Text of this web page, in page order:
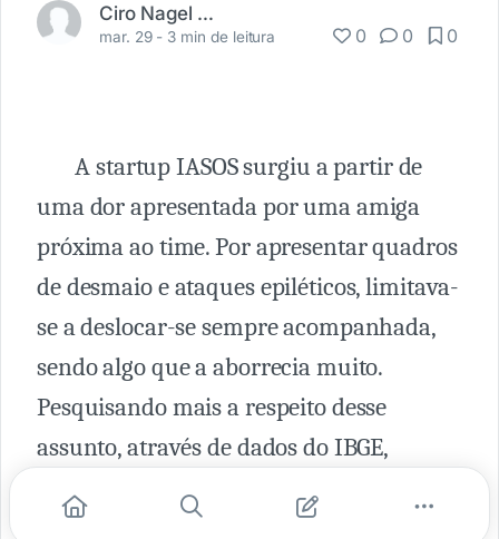
Ciro Nagel De Marco
mar. 29 - 3 min de leitura 0 0 0
A startup IASOS surgiu a partir de
uma dor apresentada por uma amiga
próxima ao time. Por apresentar quadros
de desmaio e ataques epiléticos, limitava-
se a deslocar-se sempre acompanhada,
sendo algo que a aborrecia muito.
Pesquisando mais a respeito desse
assunto, através de dados do IBGE,
identificou-se que as doenças crônicas
são um dos maiores problemas de saúde